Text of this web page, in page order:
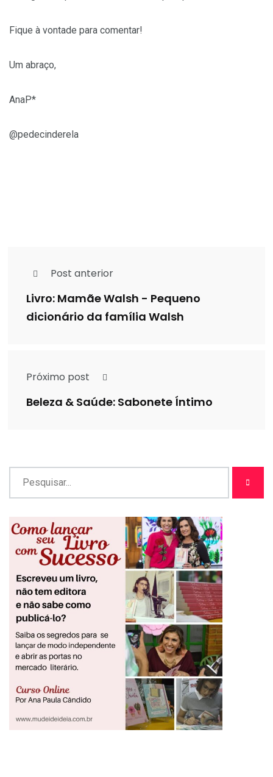
Fique à vontade para comentar!
Um abraço,
AnaP*
@pedecinderela
Post anterior
Livro: Mamãe Walsh - Pequeno
dicionário da família Walsh
Próximo post
Beleza & Saúde: Sabonete Íntimo